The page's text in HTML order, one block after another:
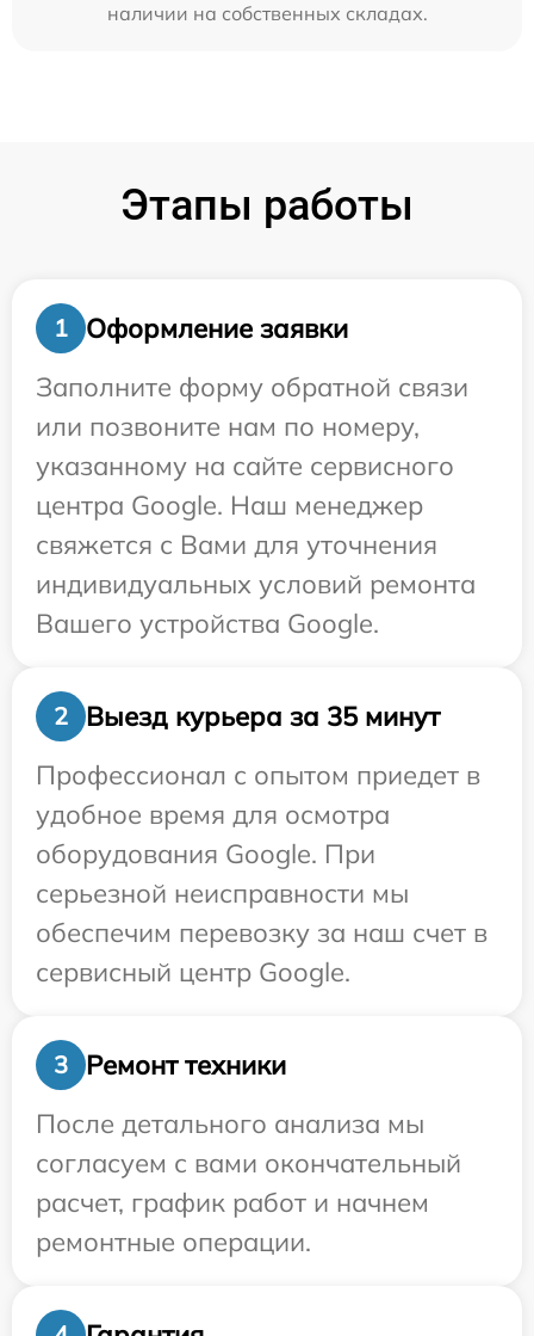
наличии на собственных складах.
Этапы работы
1
Оформление заявки
Заполните форму обратной связи
или позвоните нам по номеру,
указанному на сайте сервисного
центра Google. Наш менеджер
свяжется с Вами для уточнения
индивидуальных условий ремонта
Вашего устройства Google.
2
Выезд курьера за 35 минут
Профессионал с опытом приедет в
удобное время для осмотра
оборудования Google. При
серьезной неисправности мы
обеспечим перевозку за наш счет в
сервисный центр Google.
3
Ремонт техники
После детального анализа мы
согласуем с вами окончательный
расчет, график работ и начнем
ремонтные операции.